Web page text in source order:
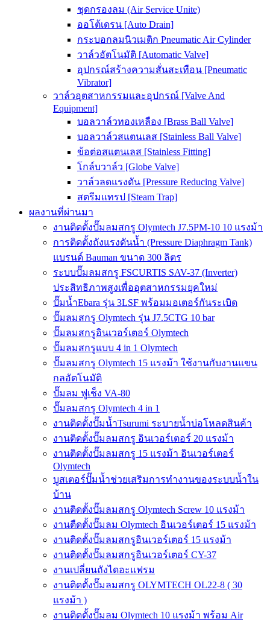
ชุดกรองลม (Air Service Unite)
ออโต้เดรน [Auto Drain]
กระบอกลมนิวเมติก Pneumatic Air Cylinder
วาล์วอัตโนมัติ [Automatic Valve]
อุปกรณ์สร้างความสั่นสะเทือน [Pneumatic
Vibrator]
วาล์วอุตสาหกรรมและอุปกรณ์ [Valve And
Equipment]
บอลวาล์วทองเหลือง [Brass Ball Valve]
บอลวาล์วสแตนเลส [Stainless Ball Valve]
ข้อต่อสแตนเลส [Stainless Fitting]
โกล์บวาล์ว [Globe Valve]
วาล์วลดแรงดัน [Pressure Reducing Valve]
สตรีมแทรป [Steam Trap]
ผลงานที่ผ่านมา
งานติดตั้งปั๊มลมสกรู Olymtech J7.5PM-10 10 แรงม้า
การติดตั้งถังแรงดันน้ำ (Pressure Diaphragm Tank)
แบรนด์ Bauman ขนาด 300 ลิตร
ระบบปั๊มลมสกรู FSCURTIS SAV-37 (Inverter)
ประสิทธิภาพสูงเพื่ออุตสาหกรรมยุคใหม่
ปั๊มน้ำEbara รุ่น 3LSF พร้อมมอเตอร์กันระเบิด
ปั๊มลมสกรู Olymtech รุ่น J7.5CTG 10 bar
ปั๊มลมสกรูอินเวอร์เตอร์ Olymtech
ปั๊มลมสกรูแบบ 4 in 1 Olymtech
ปั๊มลมสกรู Olymtech 15 แรงม้า ใช้งานกับงานแขน
กลอัตโนมัติ
ปั๊มลม ฟูเช็ง VA-80
ปั๊มลมสกรู Olymtech 4 in 1
งานติดตั้งปั๊มน้ำTsurumi ระบายน้ำบ่อโหลดสินค้า
งานติดตั้งปั๊มลมสกรู อินเวอร์เตอร์ 20 แรงม้า
งานติดตั้งปั๊มลมสกรู 15 แรงม้า อินเวอร์เตอร์
Olymtech
บูสเตอร์ปั๊มน้ำช่วยเสริมการทำงานของระบบน้ำใน
บ้าน
งานติดตั้งปั๊มลมสกรู Olymtech Screw 10 แรงม้า
งานตืดตั้งปั๊มลม Olymtech อินเวอร์เตอร์ 15 แรงม้า
งานติดตั้งปั๊มลมสกรูอินเวอร์เตอร์ 15 แรงม้า
งานติดตั้งปั๊มลมสกรูอินเวอร์เตอร์ CY-37
งานเปลี่ยนถังไดอะแฟรม
งานติดตั้งปั๊มลมสกรู OLYMTECH OL22-8 ( 30
แรงม้า )
งานติดตั้งปั๊มลม Olymtech 10 แรงม้า พร้อม Air